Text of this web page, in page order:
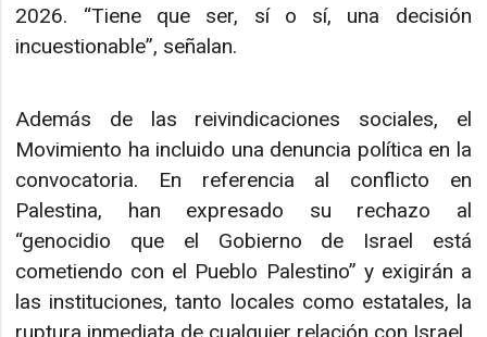
2026. “Tiene que ser, sí o sí, una decisión
incuestionable”, señalan.
Además de las reivindicaciones sociales, el
Movimiento ha incluido una denuncia política en la
convocatoria. En referencia al conflicto en
Palestina, han expresado su rechazo al
“genocidio que el Gobierno de Israel está
cometiendo con el Pueblo Palestino” y exigirán a
las instituciones, tanto locales como estatales, la
ruptura inmediata de cualquier relación con Israel.